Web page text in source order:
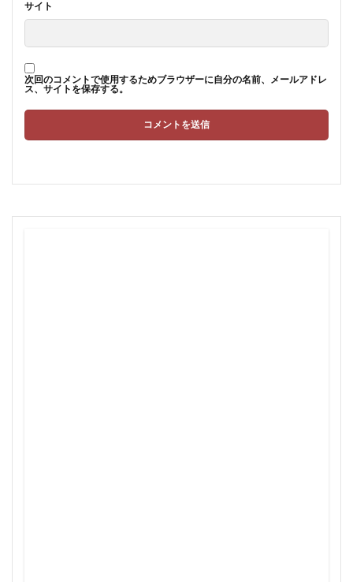
サイト
次回のコメントで使用するためブラウザーに自分の名前、メールアドレ
ス、サイトを保存する。